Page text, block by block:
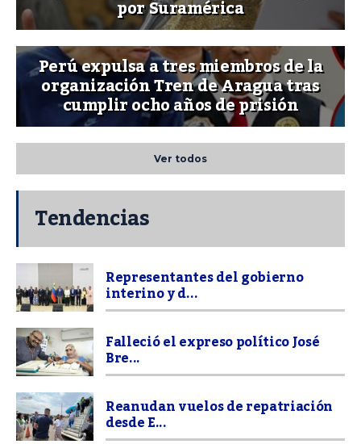
por Suramérica
Perú expulsa a tres miembros de la
organización Tren de Aragua tras
cumplir ocho años de prisión
Ver todos
Tendencias
Representantes del gobierno
interino y d...
Falleció el expreso político José
Bre...
Reanudan vuelos de repatriación
desde E...